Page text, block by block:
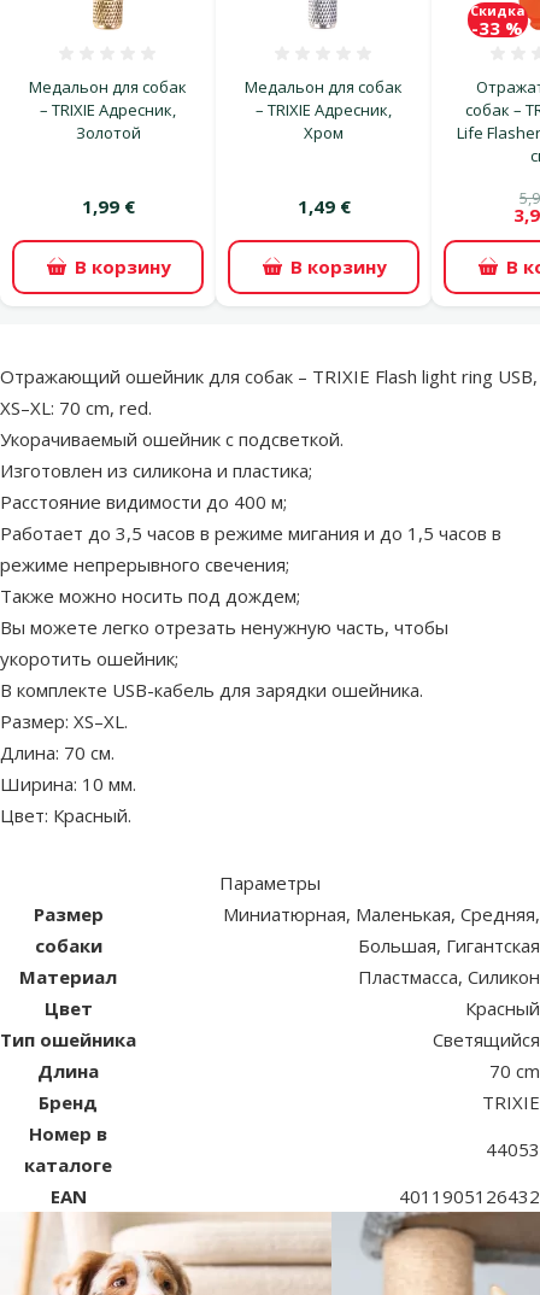
Медальон для собак
– TRIXIE Адресник,
Золотой
1,99 €
В корзину
Медальон для собак
– TRIXIE Адресник,
Хром
1,49 €
В корзину
собак –
Life
Скидка
-33 %
В
superzoo.product.detail.content
Отражающий ошейник для собак – TRIXIE Flash light ring USB,
XS–XL: 70 cm, red.
Укорачиваемый ошейник с подсветкой.
Изготовлен из силикона и пластика;
Расстояние видимости до 400 м;
Работает до 3,5 часов в режиме мигания и до 1,5 часов в
режиме непрерывного свечения;
Также можно носить под дождем;
Вы можете легко отрезать ненужную часть, чтобы
укоротить ошейник;
В комплекте USB-кабель для зарядки ошейника.
Размер: XS–XL.
Длина: 70 см.
Ширина: 10 мм.
Цвет: Красный.
Параметры
Размер
собаки
Миниатюрная, Маленькая, Средняя,
Большая, Гигантская
Материал
Пластмасса, Силикон
Цвет
Красный
Тип ошейника
Светящийся
Длина
70 cm
Бренд
TRIXIE
Номер в
каталоге
44053
EAN
4011905126432